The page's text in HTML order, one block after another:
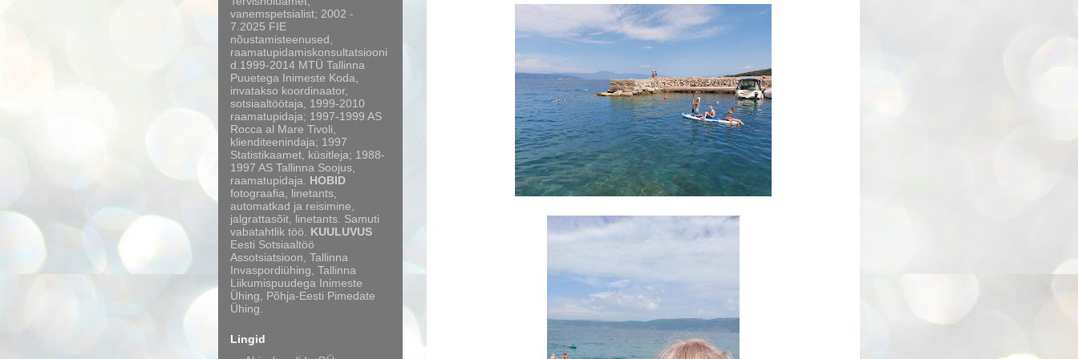
vanemspetsialist; 2002 -
7.2025 FIE
nõustamisteenused,
raamatupidamiskonsultatsiooni
d.1999-2014 MTÜ Tallinna
Puuetega Inimeste Koda,
invatakso koordinaator,
sotsiaaltöötaja, 1999-2010
raamatupidaja; 1997-1999 AS
Rocca al Mare Tivoli,
klienditeenindaja; 1997
Statistikaamet, küsitleja; 1988-
1997 AS Tallinna Soojus,
raamatupidaja. HOBID
fotograafia, linetants,
automatkad ja reisimine,
jalgrattasõit, linetants. Samuti
vabatahtlik töö. KUULUVUS
Eesti Sotsiaaltöö
Assotsiatsioon, Tallinna
Invaspordiühing, Tallinna
Liikumispuudega Inimeste
Ühing, Põhja-Eesti Pimedate
Ühing.
Lingid